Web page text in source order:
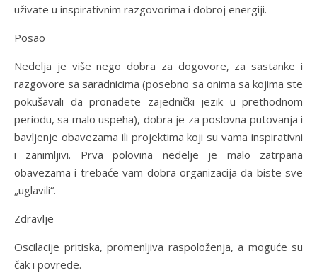
uživate u inspirativnim razgovorima i dobroj energiji.
Posao
Nedelja je više nego dobra za dogovore, za sastanke i
razgovore sa saradnicima (posebno sa onima sa kojima ste
pokušavali da pronađete zajednički jezik u prethodnom
periodu, sa malo uspeha), dobra je za poslovna putovanja i
bavljenje obavezama ili projektima koji su vama inspirativni
i zanimljivi. Prva polovina nedelje je malo zatrpana
obavezama i trebaće vam dobra organizacija da biste sve
„uglavili“.
Zdravlje
Oscilacije pritiska, promenljiva raspoloženja, a moguće su
čak i povrede.